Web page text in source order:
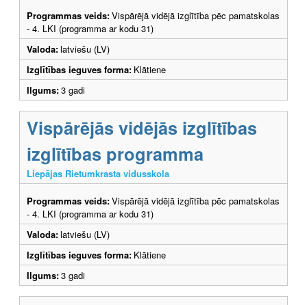
Programmas veids:Vispārējā vidējā izglītība pēc pamatskolas
- 4. LKI (programma ar kodu 31)
Valoda:latviešu (LV)
Izglītības ieguves forma: Klātiene
Ilgums:3 gadi
Vispārējās vidējās izglītības
izglītības programma
Liepājas Rietumkrasta vidusskola
Programmas veids:Vispārējā vidējā izglītība pēc pamatskolas
- 4. LKI (programma ar kodu 31)
Valoda:latviešu (LV)
Izglītības ieguves forma: Klātiene
Ilgums:3 gadi